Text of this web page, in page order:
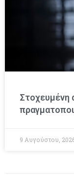
Στοχευμένη
9 Αυγούστου,